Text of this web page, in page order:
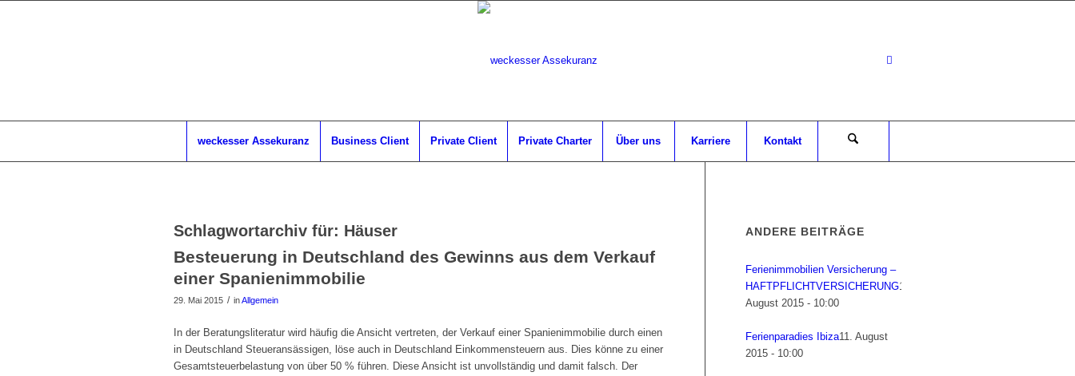
weckesser Assekuranz Business Client Private Client Private Charter Über uns Karriere Kontakt
Schlagwortarchiv für: Häuser
Besteuerung in Deutschland des Gewinns aus dem Verkauf
einer Spanienimmobilie
29. Mai 2015 / inAllgemein
In der Beratungsliteratur wird häufig die Ansicht vertreten, der Verkauf einer Spanienimmobilie durch einen
in Deutschland Steueransässigen, löse auch in Deutschland Einkommensteuern aus. Dies könne zu einer
Gesamtsteuerbelastung von über 50 % führen. Diese Ansicht ist unvollständig und damit falsch. Der
ANDERE BEITRÄGE
Ferienimmobilien Versicherung –
HAFTPFLICHTVERSICHERUNG12.
August 2015 - 10:00
Ferienparadies Ibiza11. August
2015 - 10:00